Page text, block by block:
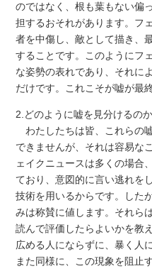
のではなく、根も葉もない偏
担するおそれがあります。フ
者を中傷し、敵として描き、
することです。このようにフ
な姿勢の表れであり、それに
だけです。これこそが嘘が最
2.どのように嘘を見分けるのか
わたしたちは皆、これらの
できませんが、それは容易な
ェイクニュースは多くの場合
ており、意図的に言い逃れを
技術を用いるからです。した
みは称賛に値します。それら
読んで評価したらよいかを教
広める人にならずに、暴く人
また同様に、この現象を阻止